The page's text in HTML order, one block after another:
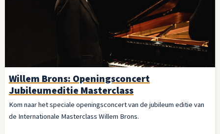
Willem Brons: Openingsconcert
Jubileumeditie Masterclass
Kom naar het speciale openingsconcert van de jubileum editie van
de Internationale Masterclass Willem Brons.